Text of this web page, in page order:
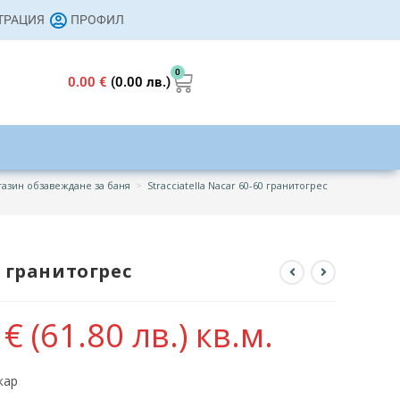
ПРОФИЛ
0.00€ (0.00 лв.)
0
обзавеждане за баня > Stracciatella Nacar 60-60 гранитогрес
€ (61.80 лв.) кв.м.